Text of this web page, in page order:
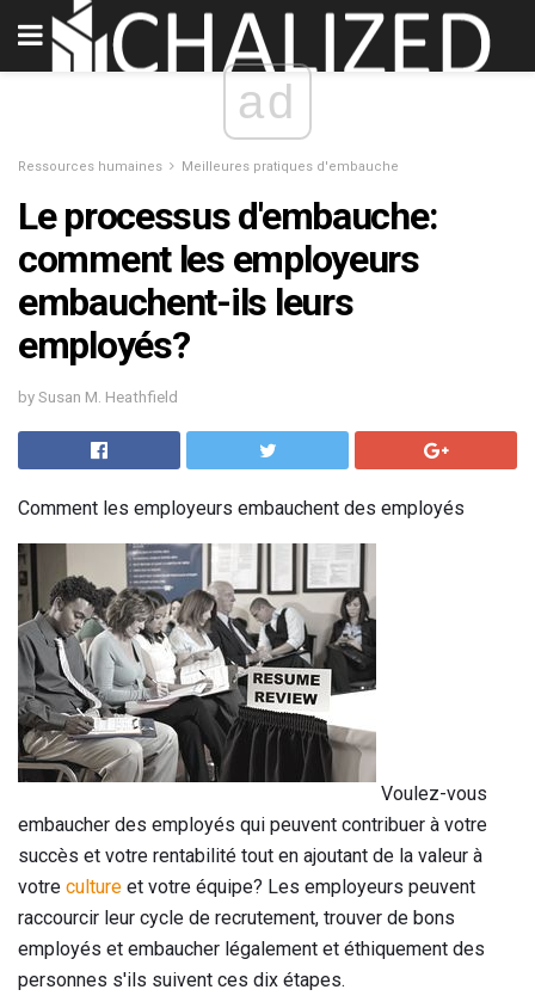
ad
Ressources humaines Meilleures pratiques d'embauche
Le processus d'embauche:
comment les employeurs
embauchent-ils leurs
employés?
by Susan M. Heathfield
Comment les employeurs embauchent des employés
Voulez-vous
embaucher des employés qui peuvent contribuer à votre
succès et votre rentabilité tout en ajoutant de la valeur à
votre culture et votre équipe? Les employeurs peuvent
raccourcir leur cycle de recrutement, trouver de bons
employés et embaucher légalement et éthiquement des
personnes s'ils suivent ces dix étapes.